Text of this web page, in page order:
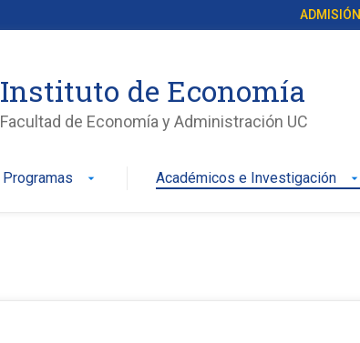
ADMISIÓN
Instituto de Economía
Facultad de Economía y Administración UC
Programas arrow_drop_down Académicos e Investigación arrow_drop_down